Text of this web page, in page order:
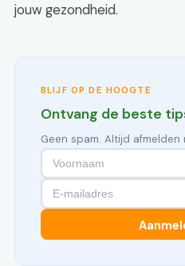
jouw gezondheid.
BLIJF OP DE HOOGTE
Ontvang de beste
Geen spam. Altijd afmelden